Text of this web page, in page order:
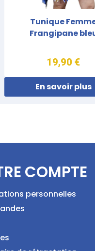
Tunique
Frangipane
19,90 €
En savoir plus
COMPTE
personnelles